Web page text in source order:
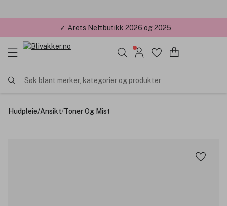
✓ Årets Nettbutikk 2026 og 2025
Søk blant merker, kategorier og produkter
Hudpleie/Ansikt/Toner Og Mist